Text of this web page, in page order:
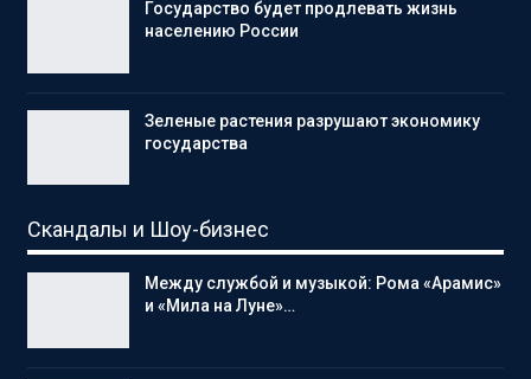
Государство будет продлевать жизнь
населению России
Зеленые растения разрушают экономику
государства
Скандалы и Шоу-бизнес
Между службой и музыкой: Рома «Арамис»
и «Мила на Луне»…